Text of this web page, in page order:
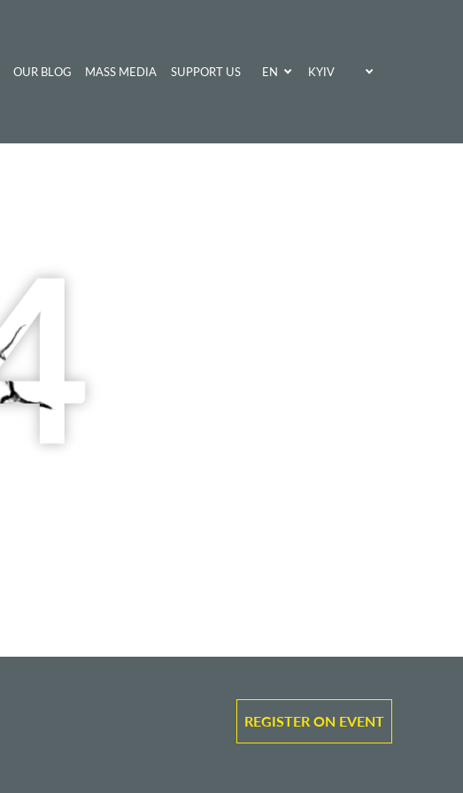
OUR BLOG MASS MEDIA
SUPPORT US
EN
KYIV
REGISTER ON EVENT